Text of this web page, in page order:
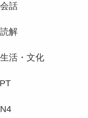
会話
読解
生活・文化
N4